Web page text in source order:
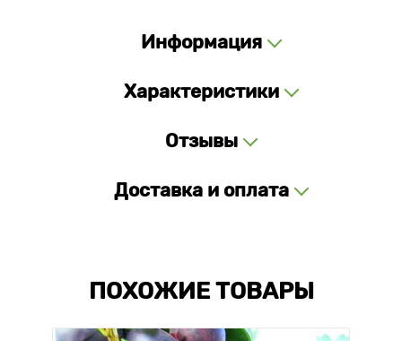
Информация
Характеристики
Отзывы
Доставка и оплата
ПОХОЖИЕ ТОВАРЫ